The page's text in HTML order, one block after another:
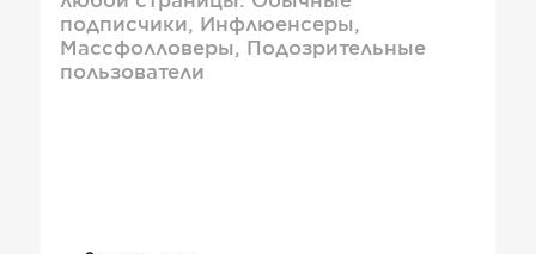
подписчики, Инфлюенсеры,
Массфолловеры, Подозрительные
пользователи